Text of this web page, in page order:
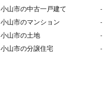
小山市の中古一戸建て
小山市のマンション
小山市の土地
小山市の分譲住宅